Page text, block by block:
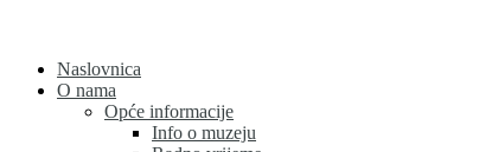
contentNaslovnica
O nama
Opće informacije
Info o muzeju